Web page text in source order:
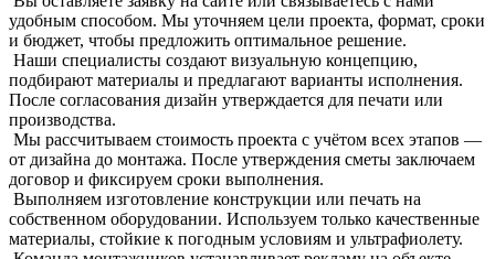
удобным способом. Мы уточняем цели проекта, формат, сроки
и бюджет, чтобы предложить оптимальное решение.
Наши специалисты создают визуальную концепцию,
подбирают материалы и предлагают варианты исполнения.
После согласования дизайн утверждается для печати или
производства.
Мы рассчитываем стоимость проекта с учётом всех этапов —
от дизайна до монтажа. После утверждения сметы заключаем
договор и фиксируем сроки выполнения.
Выполняем изготовление конструкции или печать на
собственном оборудовании. Используем только качественные
материалы, стойкие к погодным условиям и ультрафиолету.